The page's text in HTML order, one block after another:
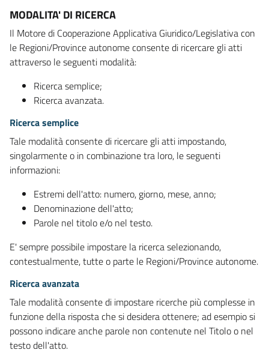
MODALITA' DI RICERCA
Il Motore di Cooperazione Applicativa Giuridico/Legislativa con
le Regioni/Province autonome consente di ricercare gli atti
attraverso le seguenti modalità:
Ricerca semplice;
Ricerca avanzata.
Ricerca semplice
Tale modalità consente di ricercare gli atti impostando,
singolarmente o in combinazione tra loro, le seguenti
informazioni:
Estremi dell'atto: numero, giorno, mese, anno;
Denominazione dell'atto;
Parole nel titolo e/o nel testo.
E' sempre possibile impostare la ricerca selezionando,
contestualmente, tutte o parte le Regioni/Province autonome.
Ricerca avanzata
Tale modalità consente di impostare ricerche più complesse in
funzione della risposta che si desidera ottenere; ad esempio si
possono indicare anche parole non contenute nel Titolo o nel
testo dell'atto.